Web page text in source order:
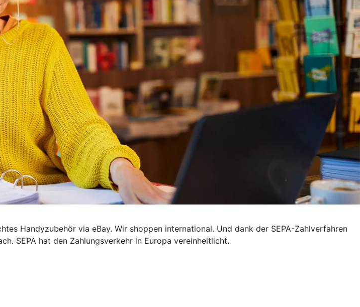
Handyzubehör via eBay. Wir shoppen international. Und dank der SEPA-Zahlverfahren
SEPA hat den Zahlungsverkehr in Europa vereinheitlicht.